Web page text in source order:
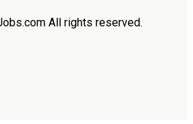
All rights reserved.